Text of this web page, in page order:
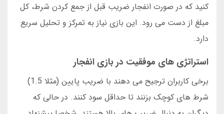
کنید که در صورت انفجار ضریب قبل از جمع کردن شرط، کل
مبلغ از دست می رود. این بازی نیاز به تمرکز و تحلیل سریع
دارد.
استراتژی های موفقیت در بازی انفجار
برخی کاربران ترجیح می دهند با ضریب پایین (مثلا 1.5)
شرط های کوچک بزنند تا حداقل سود کنند. در حالی که